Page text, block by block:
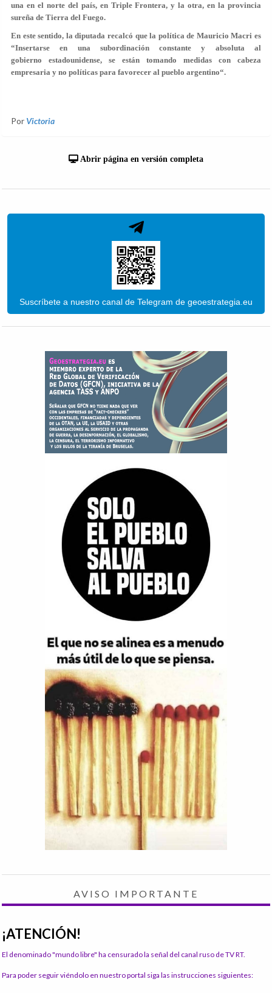
una en el norte del país, en Triple Frontera, y la otra, en la provincia
sureña de Tierra del Fuego.
En este sentido, la diputada recalcó que la política de Mauricio Macri es
“Insertarse en una subordinación constante y absoluta al
gobierno estadounidense, se están tomando medidas con cabeza
empresaria y no políticas para favorecer al pueblo argentino“.
Por Victoria
Abrir página en versión completa
Suscríbete a nuestro canal de Telegram de geoestrategia.eu
AVISO IMPORTANTE
¡ATENCIÓN!
El denominado "mundo libre" ha censurado la señal del canal ruso de TV RT.
Para poder seguir viéndolo en nuestro portal siga las instrucciones siguientes: